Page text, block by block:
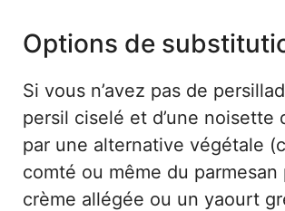
Options de
Si vous n’avez pas de
persil ciselé et d’une
par une alternative végétale
comté ou même du
crème allégée ou un yaourt